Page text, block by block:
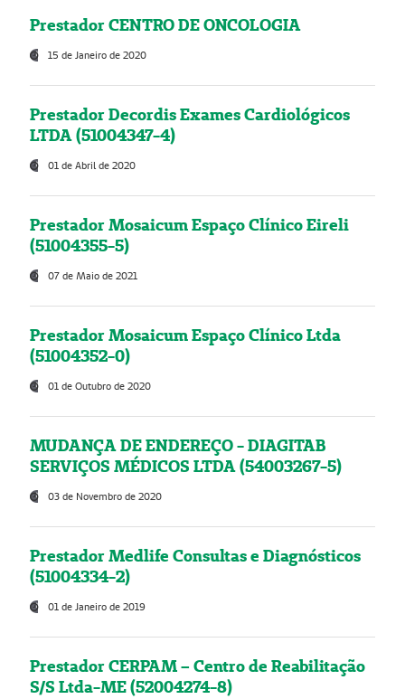
Prestador CENTRO DE ONCOLOGIA
15 de Janeiro de 2020
Prestador Decordis Exames Cardiológicos
LTDA (51004347-4)
01 de Abril de 2020
Prestador Mosaicum Espaço Clínico Eireli
(51004355-5)
07 de Maio de 2021
Prestador Mosaicum Espaço Clínico Ltda
(51004352-0)
01 de Outubro de 2020
MUDANÇA DE ENDEREÇO - DIAGITAB
SERVIÇOS MÉDICOS LTDA (54003267-5)
03 de Novembro de 2020
Prestador Medlife Consultas e Diagnósticos
(51004334-2)
01 de Janeiro de 2019
Prestador CERPAM – Centro de Reabilitação
S/S Ltda-ME (52004274-8)